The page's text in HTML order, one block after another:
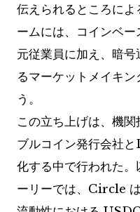
伝えられるところに
ームには、コインベ
元従業員に加え、暗
るマーケットメイキ
う。
この立ち上げは、機
ブルコイン発行会社
化する中で行われた
ーリーでは、Circle